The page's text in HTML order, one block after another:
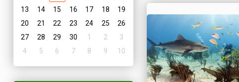
13
14 15 16 17 18
19
20
21 22 23 24 25
26
27
28 29 30 1 2
3
4
5 6 7 8 9 10